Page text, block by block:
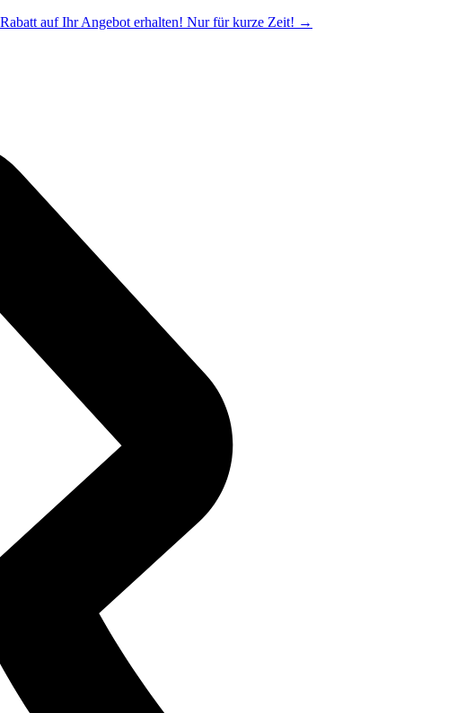
auf Ihr Angebot erhalten! Nur für kurze Zeit! →